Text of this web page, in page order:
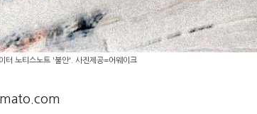
터 노티스노트 '불안'. 사진제공=어웨이크